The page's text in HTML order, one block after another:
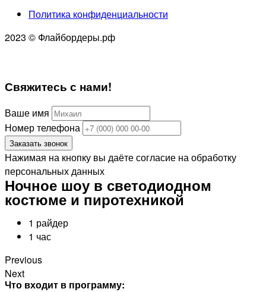
Политика конфиденциальности
2023 © Флайбордеры.рф
Свяжитесь с нами!
Ваше имя
Номер телефона
Заказать звонок
Нажимая на кнопку вы даёте согласие на обработку
персональных данных
Ночное шоу в светодиодном
костюме и пиротехникой
1 райдер
1 час
Previous
Next
Что входит в программу: